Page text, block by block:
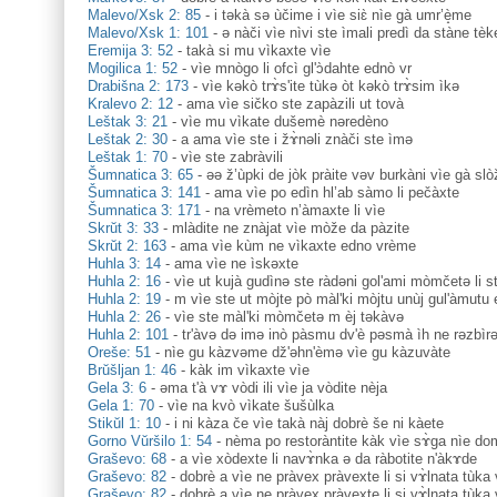
Malevo/Xsk 2: 85 - i təkà sə ùčime i vìe siɛ̀ nìe gà umr’è̝me
Malevo/Xsk 1: 101 - ə nàči vìe nìvi ste ìmali predì da stàne
Eremija 3: 52 - takà si mu vìkaxte vìe
Mogilica 1: 52 - vìe mnògo li ofcì gl'ɔ̀dahte ednò vr
Drabišna 2: 173 - vìe kəkò trɤ̀s'ite tùkə òt kəkò trɤ̀sim ìkə
Kralevo 2: 12 - ama vìe sičko ste zapàzili ut tovà
Leštak 3: 21 - vìe mu vìkate dušemè nəredèno
Leštak 2: 30 - a ama vìe ste i žɤ̀nəli znàči ste ìmə
Leštak 1: 70 - vìe ste zabràvili
Šumnatica 3: 65 - əə ž’ùpki de jòk pràite vəv burkàni vìe gà
Šumnatica 3: 141 - ama vìe po edìn hl’ab sàmo li pečàxte
Šumnatica 3: 171 - na vrèmeto n’àmaxte li vìe
Skrŭt 3: 33 - mlàdite ne znàjat vìe mòže da pàzite
Skrŭt 2: 163 - ama vìe kùm ne vìkaxte edno vrème
Huhla 3: 14 - ama vìe ne ìskəxte
Huhla 2: 16 - vìe ut kujà gudìnə ste ràdəni gol'ami mòmčetə li
Huhla 2: 19 - m vìe ste ut mòjte pò màl'ki mòjtu unùj gul'àmutu
Huhla 2: 26 - vìe ste màl'ki mòmčetə m èj təkàvə
Huhla 2: 101 - tr'àvə də imə inò pàsmu dv'è pəsmà ìh ne
Oreše: 51 - nìe gu kàzvəme dž'əhn'èmə vìe gu kàzuvàte
Brŭšljan 1: 46 - kàk im vìkaxte vìe
Gela 3: 6 - əma t'à vɤ vòdi ili vìe ja vòdite nèja
Gela 1: 70 - vìe na kvò vìkate šušùlka
Stikŭl 1: 10 - i ni kàza če vìe takà nàj dobrè še ni kàete
Gorno Vŭršilo 1: 54 - nèma po restoràntite kàk vìe sɤ̀ga nìe
Graševo: 68 - a vìe xòdexte li navɤ̀nka ə da ràbotite n'àkɤde
Graševo: 82 - dobrè a vìe ne pràvex pràvexte li si vɤ̀lnata tùka